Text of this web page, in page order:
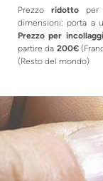
Prezzo ridottoper
dimensioni: porta a
Prezzo per
partire da 200€
(Resto del mondo)